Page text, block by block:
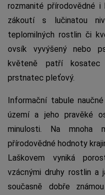
rozmanité přírodovědné i
zákoutí s lučinatou
teplomilných rostlin či
ovsík vyvýšený nebo
květeně patří kosatec
prstnatec pleťový.
Informační tabule
území a jeho pravěké
minulosti. Na
přírodovědné hodnoty
Laškovem vyniká
vzácnými druhy rostlin a
současně dobře